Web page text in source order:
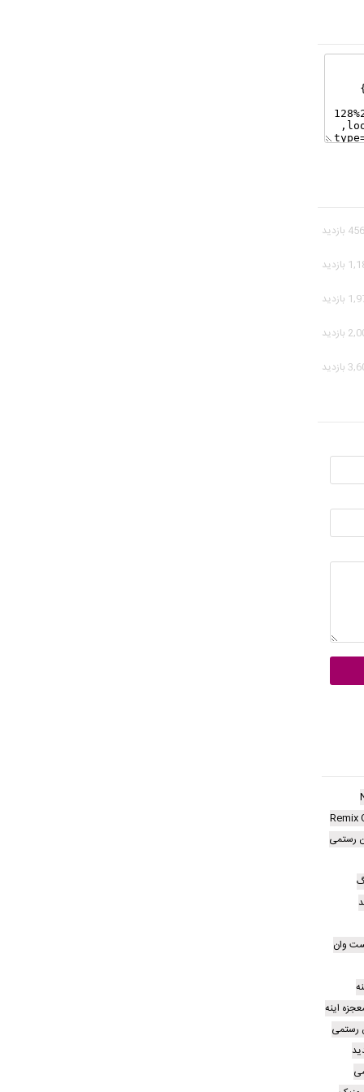
Remix
رستمی
وان
اینه
رستمی